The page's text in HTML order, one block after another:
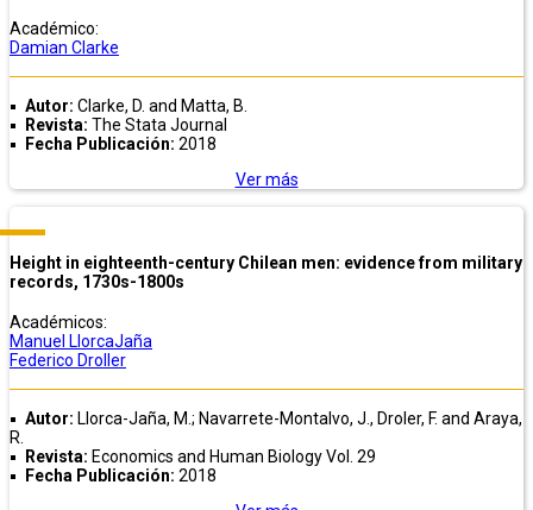
Académico:
Damian Clarke
Autor: Clarke, D. and Matta, B.
Revista: The Stata Journal
Fecha Publicación: 2018
Ver más
Height in eighteenth-century Chilean men: evidence from military
records, 1730s-1800s
Académicos:
Manuel LlorcaJaña
Federico Droller
Autor: Llorca-Jaña, M.; Navarrete-Montalvo, J., Droler, F. and Araya,
R.
Revista: Economics and Human Biology Vol. 29
Fecha Publicación: 2018